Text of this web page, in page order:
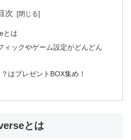
次
とは
ィックやゲーム設定がどんどん
はプレゼントBOX集め！
とは